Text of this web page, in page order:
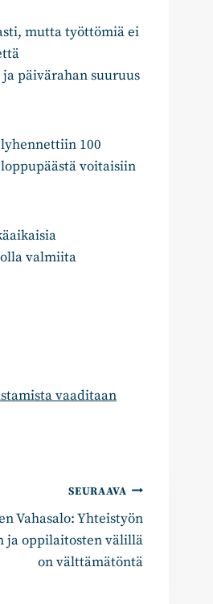
mutta työttömiä ei
päivärahan suuruus
100
voitaisiin
valmiita
vaaditaan
SEURAAVA
Vahasalo: Yhteistyön
ja oppilaitosten välillä
on välttämätöntä